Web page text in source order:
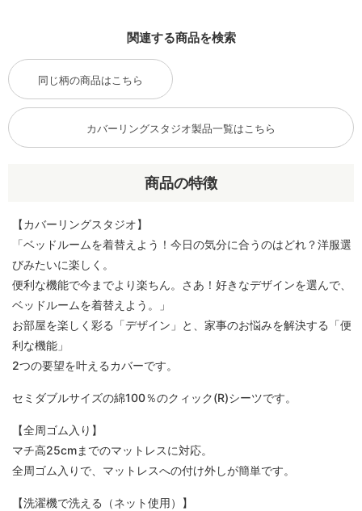
商品の特徴
【カバーリングスタジオ】
「ベッドルームを着替えよう！今日の気分に合うのはどれ？洋服選
びみたいに楽しく。
便利な機能で今までより楽ちん。さあ！好きなデザインを選んで、
ベッドルームを着替えよう。」
お部屋を楽しく彩る「デザイン」と、家事のお悩みを解決する「便
利な機能」
2つの要望を叶えるカバーです。
セミダブルサイズの綿100％のクィック(R)シーツです。
【全周ゴム入り】
マチ高25cmまでのマットレスに対応。
全周ゴム入りで、マットレスへの付け外しが簡単です。
【洗濯機で洗える（ネット使用）】
関連する商品を検索
同じ柄の商品はこちら
カバーリングスタジオ製品一覧はこちら